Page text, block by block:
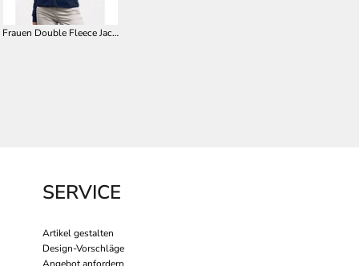
Frauen Double Fleece Jacke E7985
SERVICE
Artikel gestalten
Design-Vorschläge